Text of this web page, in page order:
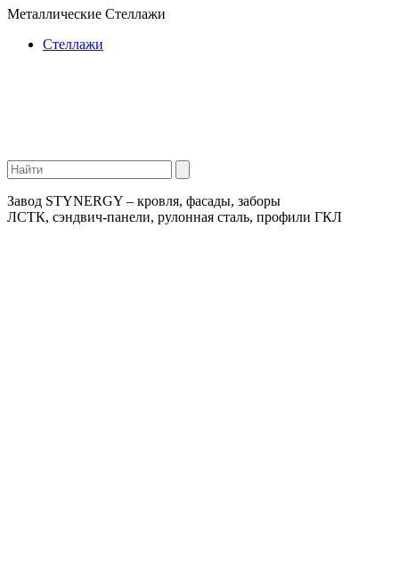
Металлические Стеллажи
Стеллажи
Завод STYNERGY – кровля, фасады, заборы
ЛСТК, сэндвич-панели, рулонная сталь, профили ГКЛ